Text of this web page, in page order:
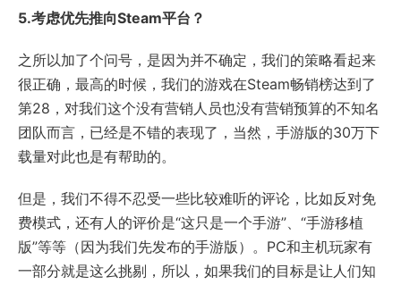
5.考虑优先推向Steam平台？
之所以加了个问号，是因为并不确定，我们的策略看起来
很正确，最高的时候，我们的游戏在Steam畅销榜达到了
第28，对我们这个没有营销人员也没有营销预算的不知名
团队而言，已经是不错的表现了，当然，手游版的30万下
载量对此也是有帮助的。
但是，我们不得不忍受一些比较难听的评论，比如反对免
费模式，还有人的评价是“这只是一个手游”、“手游移植
版”等等（因为我们先发布的手游版）。PC和主机玩家有
一部分就是这么挑剔，所以，如果我们的目标是让人们知